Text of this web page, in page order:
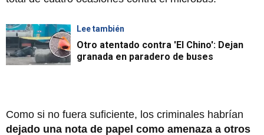
Lee también
Otro atentado contra 'El Chino': Dejan
granada en paradero de buses
Como si no fuera suficiente, los criminales habrían
dejado una nota de papel como amenaza a otros